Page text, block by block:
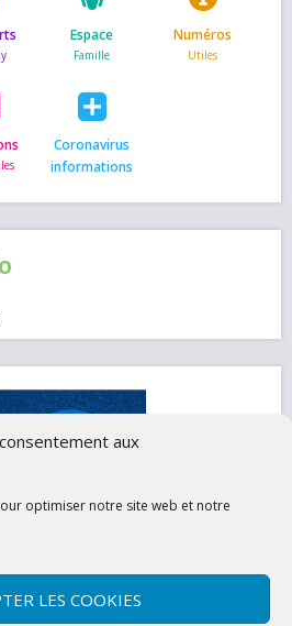
aux
optimiser notre site web et notre
LES COOKIES
Espace Numéros
Coronavirus
informations